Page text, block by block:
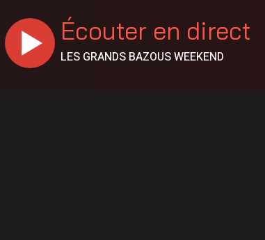
Écouter en direct
LES GRANDS BAZOUS WEEKEND